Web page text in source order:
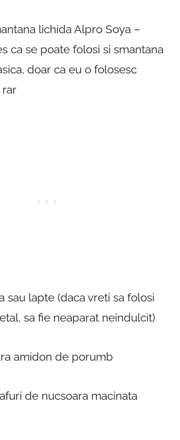
lichida Alpro Soya –
ca se poate folosi si smantana
doar ca eu o folosesc
sau lapte (daca vreti sa folosi
sa fie neaparat neindulcit)
amidon de porumb
de nucsoara macinata